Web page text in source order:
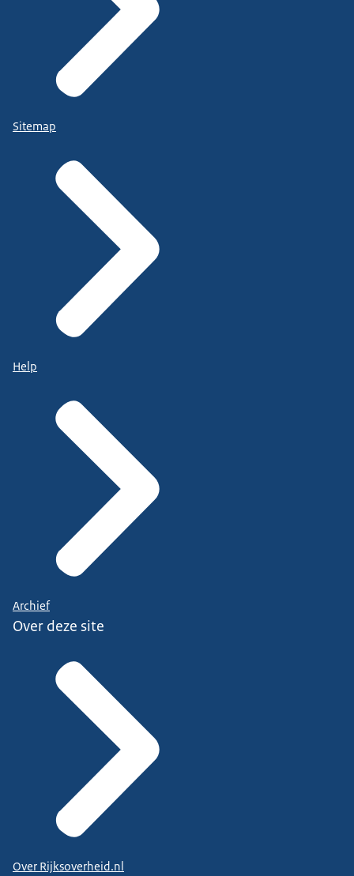
Sitemap
Help
Archief
Over deze site
Over Rijksoverheid.nl